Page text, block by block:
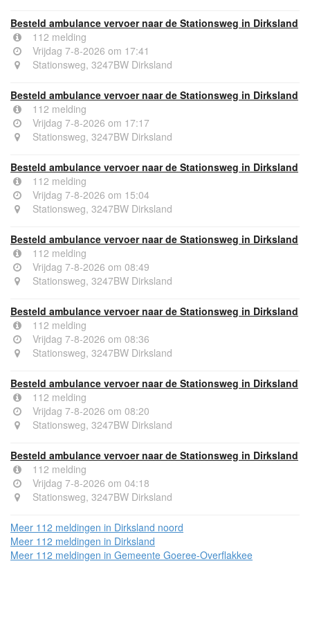
Besteld ambulance vervoer naar de Stationsweg in Dirksland
112 melding
Vrijdag 7-8-2026 om 17:41
Stationsweg, 3247BW Dirksland
Besteld ambulance vervoer naar de Stationsweg in Dirksland
112 melding
Vrijdag 7-8-2026 om 17:17
Stationsweg, 3247BW Dirksland
Besteld ambulance vervoer naar de Stationsweg in Dirksland
112 melding
Vrijdag 7-8-2026 om 15:04
Stationsweg, 3247BW Dirksland
Besteld ambulance vervoer naar de Stationsweg in Dirksland
112 melding
Vrijdag 7-8-2026 om 08:49
Stationsweg, 3247BW Dirksland
Besteld ambulance vervoer naar de Stationsweg in Dirksland
112 melding
Vrijdag 7-8-2026 om 08:36
Stationsweg, 3247BW Dirksland
Besteld ambulance vervoer naar de Stationsweg in Dirksland
112 melding
Vrijdag 7-8-2026 om 08:20
Stationsweg, 3247BW Dirksland
Besteld ambulance vervoer naar de Stationsweg in Dirksland
112 melding
Vrijdag 7-8-2026 om 04:18
Stationsweg, 3247BW Dirksland
Meer 112 meldingen in Dirksland noord
Meer 112 meldingen in Dirksland
Meer 112 meldingen in Gemeente Goeree-Overflakkee